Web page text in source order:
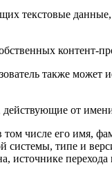
текстовые
контент-
также может
от
числе его имя,
типе и
источнике